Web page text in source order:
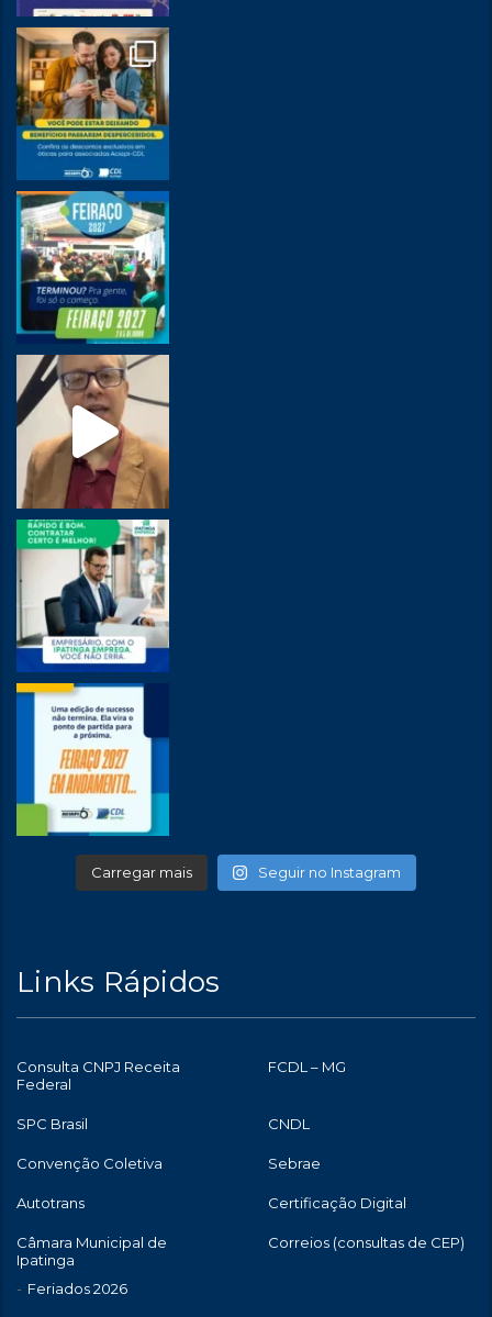
Carregar mais Seguir no Instagram
Links Rápidos
Consulta CNPJ Receita
Federal
FCDL – MG
SPC Brasil CNDL
Convenção Coletiva Sebrae
Autotrans Certificação Digital
Câmara Municipal de
Ipatinga
Feriados 2026
Correios (consultas de CEP)